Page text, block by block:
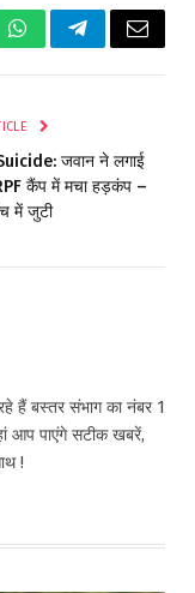
WhatsAppTelegramEmail
जवान ने लगाई
कैंप में मचा हड़कंप –
में जुटी
बस्तर संभाग का नंबर 1
आप पाएंगे सटीक खबरें,
!